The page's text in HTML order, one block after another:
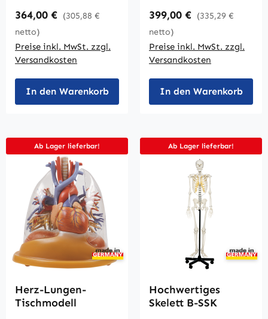
Regulärer Preis:
364,00 € (305,88 €
netto)
Preise inkl. MwSt. zzgl.
Versandkosten
In den Warenkorb
Regulärer Preis:
399,00 € (335,29 €
netto)
Preise inkl. MwSt. zzgl.
Versandkosten
In den Warenkorb
Ab Lager lieferbar!
Herz-Lungen-
Tischmodell
Ab Lager lieferbar!
Hochwertiges
Skelett B-SSK